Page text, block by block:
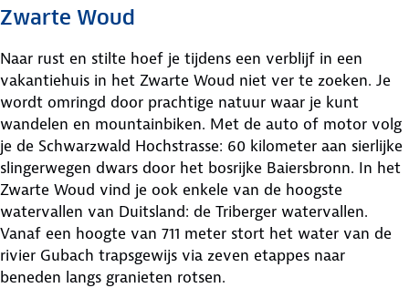
Zwarte Woud
Naar rust en stilte hoef je tijdens een verblijf in een
vakantiehuis in het Zwarte Woud niet ver te zoeken. Je
wordt omringd door prachtige natuur waar je kunt
wandelen en mountainbiken. Met de auto of motor volg
je de Schwarzwald Hochstrasse: 60 kilometer aan sierlijke
slingerwegen dwars door het bosrijke Baiersbronn. In het
Zwarte Woud vind je ook enkele van de hoogste
watervallen van Duitsland: de Triberger watervallen.
Vanaf een hoogte van 711 meter stort het water van de
rivier Gubach trapsgewijs via zeven etappes naar
beneden langs granieten rotsen.